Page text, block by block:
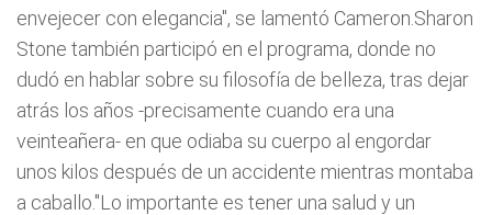
envejecer con elegancia", se lamentó Cameron.Sharon
Stone también participó en el programa, donde no
dudó en hablar sobre su filosofía de belleza, tras dejar
atrás los años -precisamente cuando era una
veinteañera- en que odiaba su cuerpo al engordar
unos kilos después de un accidente mientras montaba
a caballo."Lo importante es tener una salud y un